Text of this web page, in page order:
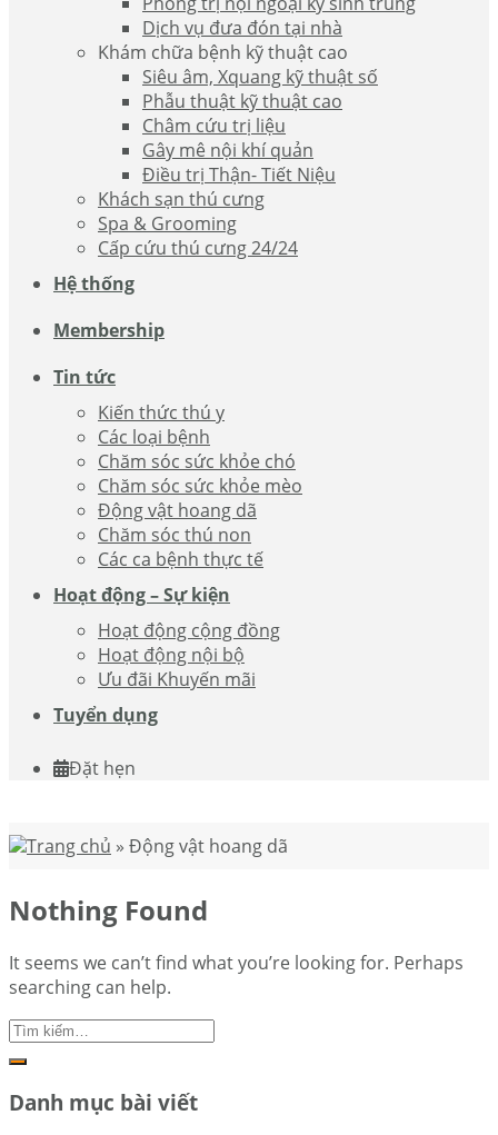
Dịch vụ đưa đón tại nhà
Khám chữa bệnh kỹ thuật cao
Siêu âm, Xquang kỹ thuật số
Phẫu thuật kỹ thuật cao
Châm cứu trị liệu
Gây mê nội khí quản
Điều trị Thận- Tiết Niệu
Khách sạn thú cưng
Spa & Grooming
Cấp cứu thú cưng 24/24
Hệ thống
Membership
Tin tức
Kiến thức thú y
Các loại bệnh
Chăm sóc sức khỏe chó
Chăm sóc sức khỏe mèo
Động vật hoang dã
Chăm sóc thú non
Các ca bệnh thực tế
Hoạt động – Sự kiện
Hoạt động cộng đồng
Hoạt động nội bộ
Ưu đãi Khuyến mãi
Tuyển dụng
Đặt hẹn
Trang chủ » Động vật hoang dã
Nothing Found
It seems we can’t find what you’re looking for. Perhaps
searching can help.
Danh mục bài viết